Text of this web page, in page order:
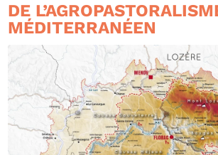
DE
MÉDITERRANÉEN